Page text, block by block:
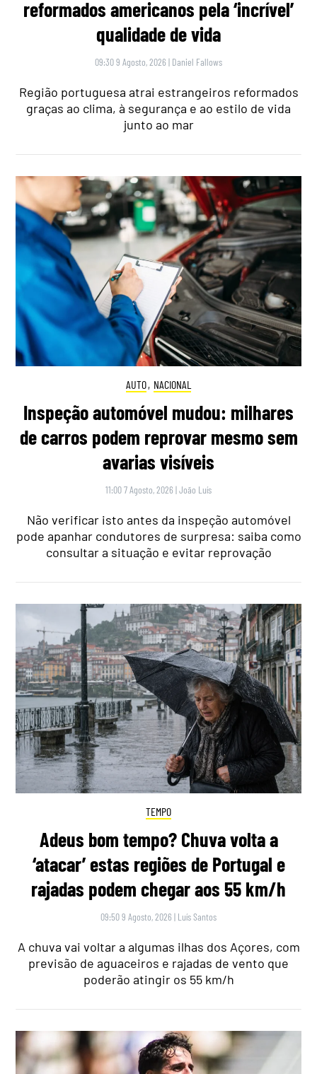
reformados americanos pela ‘incrível’
qualidade de vida
09:30 9 Agosto, 2026 | Daniel Fallows
Região portuguesa atrai estrangeiros reformados
graças ao clima, à segurança e ao estilo de vida
junto ao mar
AUTO, NACIONAL
Inspeção automóvel mudou: milhares
de carros podem reprovar mesmo sem
avarias visíveis
11:00 7 Agosto, 2026 |João Luís
Não verificar isto antes da inspeção automóvel
pode apanhar condutores de surpresa: saiba como
consultar a situação e evitar reprovação
TEMPO
Adeus bom tempo? Chuva volta a
‘atacar’ estas regiões de Portugal e
rajadas podem chegar aos 55 km/h
09:50 9 Agosto, 2026 | Luís Santos
A chuva vai voltar a algumas ilhas dos Açores, com
previsão de aguaceiros e rajadas de vento que
poderão atingir os 55 km/h